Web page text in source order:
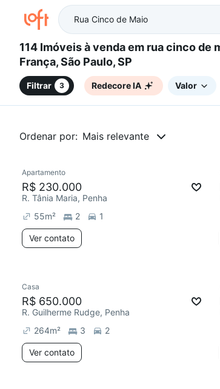
114 Imóveis à venda em rua cinco de maio - Penha de
França, São Paulo, SP
Filtrar 3 Redecore IA Valor
Ordenar por: Mais relevante
Redecorar
Apartamento
R$ 230.000
R. Tânia Maria, Penha
55m² 2 1
Ver contato
Casa
R$ 650.000
R. Guilherme Rudge, Penha
264m² 3 2
Ver contato